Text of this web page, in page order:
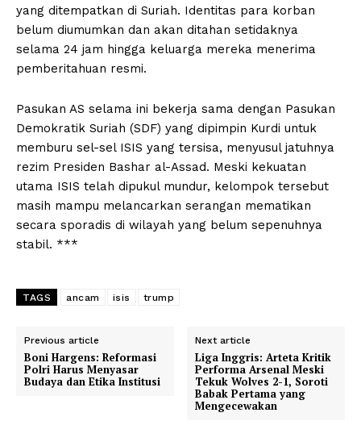
yang ditempatkan di Suriah. Identitas para korban
belum diumumkan dan akan ditahan setidaknya
selama 24 jam hingga keluarga mereka menerima
pemberitahuan resmi.
Pasukan AS selama ini bekerja sama dengan Pasukan
Demokratik Suriah (SDF) yang dipimpin Kurdi untuk
memburu sel-sel ISIS yang tersisa, menyusul jatuhnya
rezim Presiden Bashar al-Assad. Meski kekuatan
utama ISIS telah dipukul mundur, kelompok tersebut
masih mampu melancarkan serangan mematikan
secara sporadis di wilayah yang belum sepenuhnya
stabil. ***
TAGS ancam isis trump
Previous article
Boni Hargens: Reformasi
Polri Harus Menyasar
Budaya dan Etika Institusi
Next article
Liga Inggris: Arteta Kritik
Performa Arsenal Meski
Tekuk Wolves 2-1, Soroti
Babak Pertama yang
Mengecewakan